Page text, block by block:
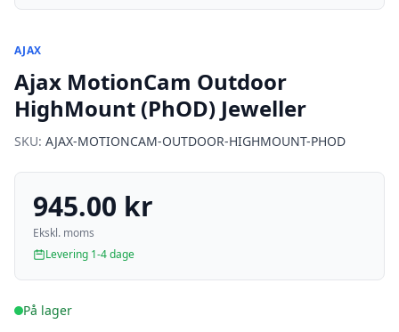
AJAX
Ajax MotionCam Outdoor
HighMount (PhOD) Jeweller
SKU: AJAX-MOTIONCAM-OUTDOOR-HIGHMOUNT-PHOD
945.00 kr
Ekskl. moms
Levering 1-4 dage
På lager